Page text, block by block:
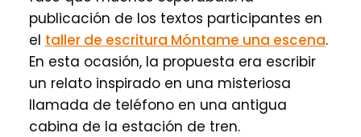
publicación de los textos participantes en
el taller de escritura Móntame una escena.
En esta ocasión, la propuesta era escribir
un relato inspirado en una misteriosa
llamada de teléfono en una antigua
cabina de la estación de tren.